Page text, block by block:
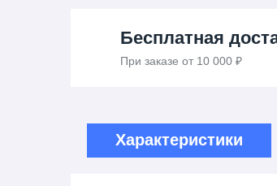
Бесплатная
При заказе от 10 000 ₽
Характеристики